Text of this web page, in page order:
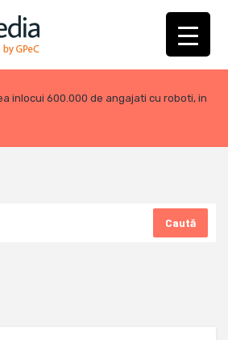
inlocui 600.000 de angajati cu roboti, in
Caută